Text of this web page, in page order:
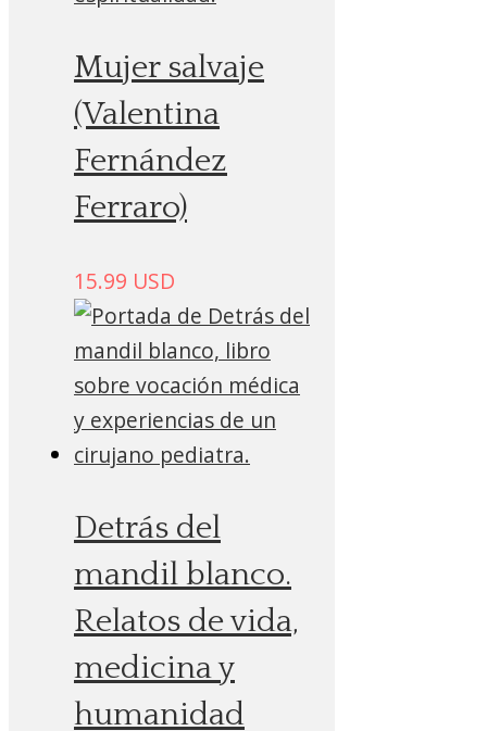
Mujer salvaje
(Valentina
Fernández
Ferraro)
15.99 USD
Detrás del
mandil blanco.
Relatos de vida,
medicina y
humanidad